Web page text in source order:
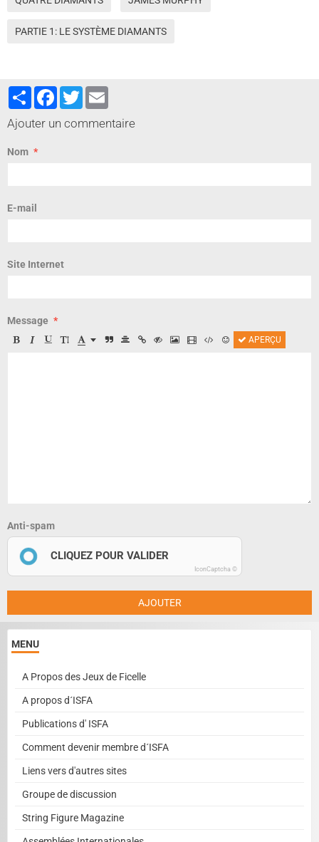
PARTIE 1: LE SYSTÈME DIAMANTS
PartagerFacebook
Twitter
Ajouter un commentaire
Nom
E-mail
Site Internet
Message
APERÇU
Anti-spam
CLIQUEZ POUR VALIDER
IconCaptcha ©
AJOUTER
MENU
A Propos des Jeux de Ficelle
A propos d´ISFA
Publications d' ISFA
Comment devenir membre d´ISFA
Liens vers d'autres sites
Groupe de discussion
String Figure Magazine